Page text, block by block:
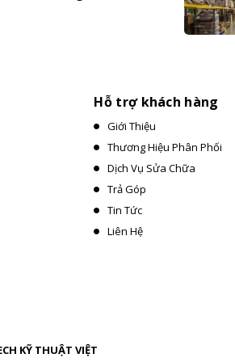
mới có thể tắt
Hỗ trợ khách hàng
Giới Thiệu
Thương Hiệu Phân Phối
Dịch Vụ Sửa Chữa
Trả Góp
Tin Tức
Liên Hệ
KỸ THUẬT VIỆT